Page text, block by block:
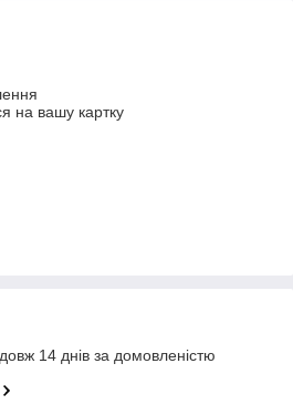
на вашу картку
14 днів за домовленістю